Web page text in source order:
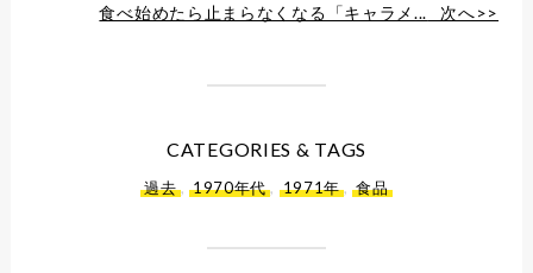
食べ始めたら止まらなくなる「キャラメ... 次へ>>
CATEGORIES & TAGS
過去, 1970年代 , 1971年 ,食品